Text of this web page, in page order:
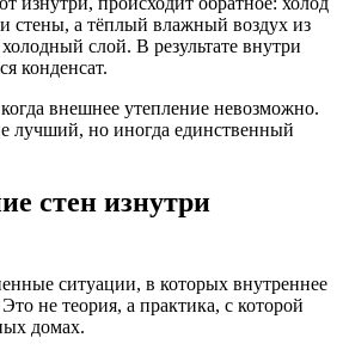
стены, а тёплый влажный воздух из
слой. В результате внутри
конденсат.
внешнее утепление невозможно.
лучший, но иногда единственный
стен изнутри
ситуации, в которых внутреннее
не теория, а практика, с которой
домах.